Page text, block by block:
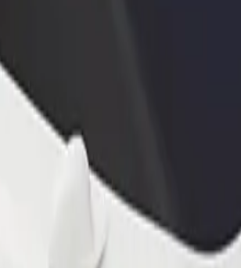
et trouvez celui qui vous convient le mieux.
Télécharger l'appli